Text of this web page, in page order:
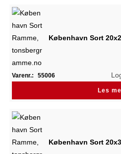
København Sort
Varenr.: 55006
Les
København Sort